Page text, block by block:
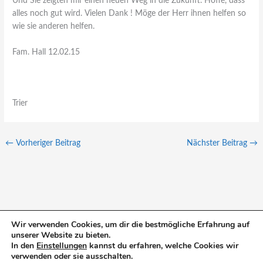
alles noch gut wird. Vielen Dank ! Möge der Herr ihnen helfen so
wie sie anderen helfen.
Fam. Hall 12.02.15
Trier
← Vorheriger Beitrag Nächster Beitrag →
S
Wir verwenden Cookies, um dir die bestmögliche Erfahrung auf
unserer Website zu bieten.
In den Einstellungen kannst du erfahren, welche Cookies wir
verwenden oder sie ausschalten.